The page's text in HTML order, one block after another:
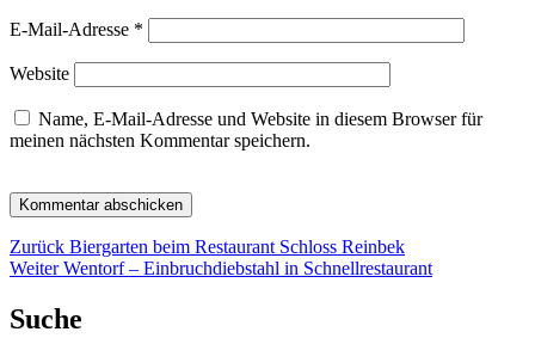
E-Mail-Adresse *
Website
Name, E-Mail-Adresse und Website in diesem Browser für
meinen nächsten Kommentar speichern.
Beitragsnavigation
Zurück Vorheriger
Beitrag:
Biergarten beim Restaurant Schloss Reinbek
Weiter Nächster
Wentorf – Einbruchdiebstahl in Schnellrestaurant
Suche